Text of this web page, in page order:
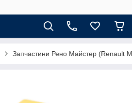
Запчастини Рено Майстер (Renault